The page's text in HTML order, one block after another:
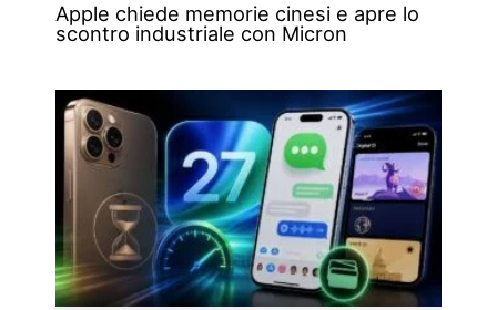
Apple chiede memorie cinesi e apre lo
scontro industriale con Micron